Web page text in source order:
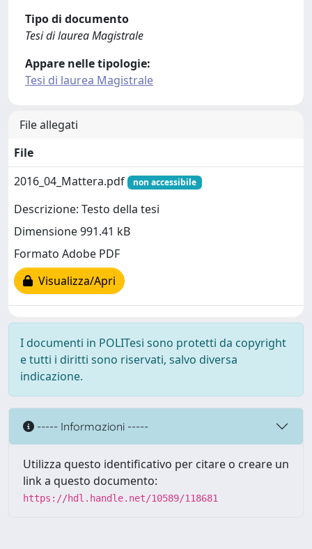
Tipo di documento
Tesi di laurea Magistrale
Appare nelle tipologie:
Tesi di laurea Magistrale
File allegati
File
2016_04_Mattera.pdf
non accessibile
Descrizione: Testo della tesi
Dimensione 991.41 kB
Formato Adobe PDF
Visualizza/Apri
I documenti in POLITesi sono protetti da copyright
e tutti i diritti sono riservati, salvo diversa
indicazione.
----- Informazioni -----
Utilizza questo identificativo per citare o creare un
link a questo documento:
https://hdl.handle.net/10589/118681